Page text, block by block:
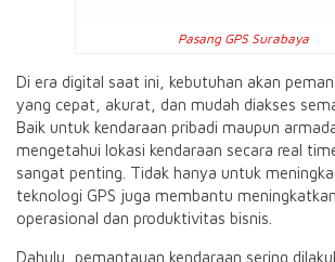
Pasang GPS Surabaya
Di era digital saat ini, kebutuhan akan
yang cepat, akurat, dan mudah diakses
Baik untuk kendaraan pribadi maupun
mengetahui lokasi kendaraan secara real
sangat penting. Tidak hanya untuk
teknologi GPS juga membantu
operasional dan produktivitas bisnis.
Dahulu, pemantauan kendaraan sering